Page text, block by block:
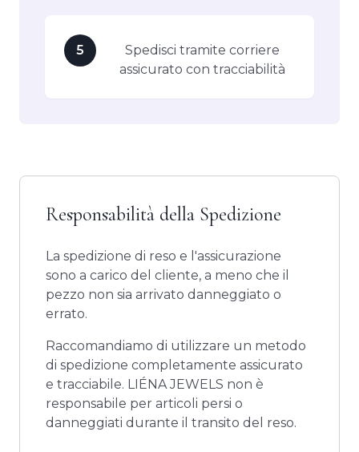
5
Spedisci tramite corriere
assicurato con tracciabilità
Responsabilità della Spedizione
La spedizione di reso e l'assicurazione
sono a carico del cliente, a meno che il
pezzo non sia arrivato danneggiato o
errato.
Raccomandiamo di utilizzare un metodo
di spedizione completamente assicurato
e tracciabile. LIÉNA JEWELS non è
responsabile per articoli persi o
danneggiati durante il transito del reso.